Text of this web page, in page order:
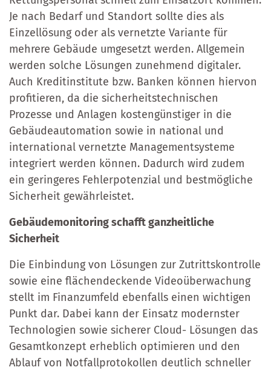
Je nach Bedarf und Standort sollte dies als
Einzellösung oder als vernetzte Variante für
mehrere Gebäude umgesetzt werden. Allgemein
werden solche Lösungen zunehmend digitaler.
Auch Kreditinstitute bzw. Banken können hiervon
profitieren, da die sicherheitstechnischen
Prozesse und Anlagen kostengünstiger in die
Gebäudeautomation sowie in national und
international vernetzte Managementsysteme
integriert werden können. Dadurch wird zudem
ein geringeres Fehlerpotenzial und bestmögliche
Sicherheit gewährleistet.
Gebäudemonitoring schafft ganzheitliche
Sicherheit
Die Einbindung von Lösungen zur Zutrittskontrolle
sowie eine flächendeckende Videoüberwachung
stellt im Finanzumfeld ebenfalls einen wichtigen
Punkt dar. Dabei kann der Einsatz modernster
Technologien sowie sicherer Cloud- Lösungen das
Gesamtkonzept erheblich optimieren und den
Ablauf von Notfallprotokollen deutlich schneller